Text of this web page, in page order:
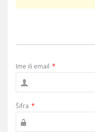
Ime ili email *
Šifra *